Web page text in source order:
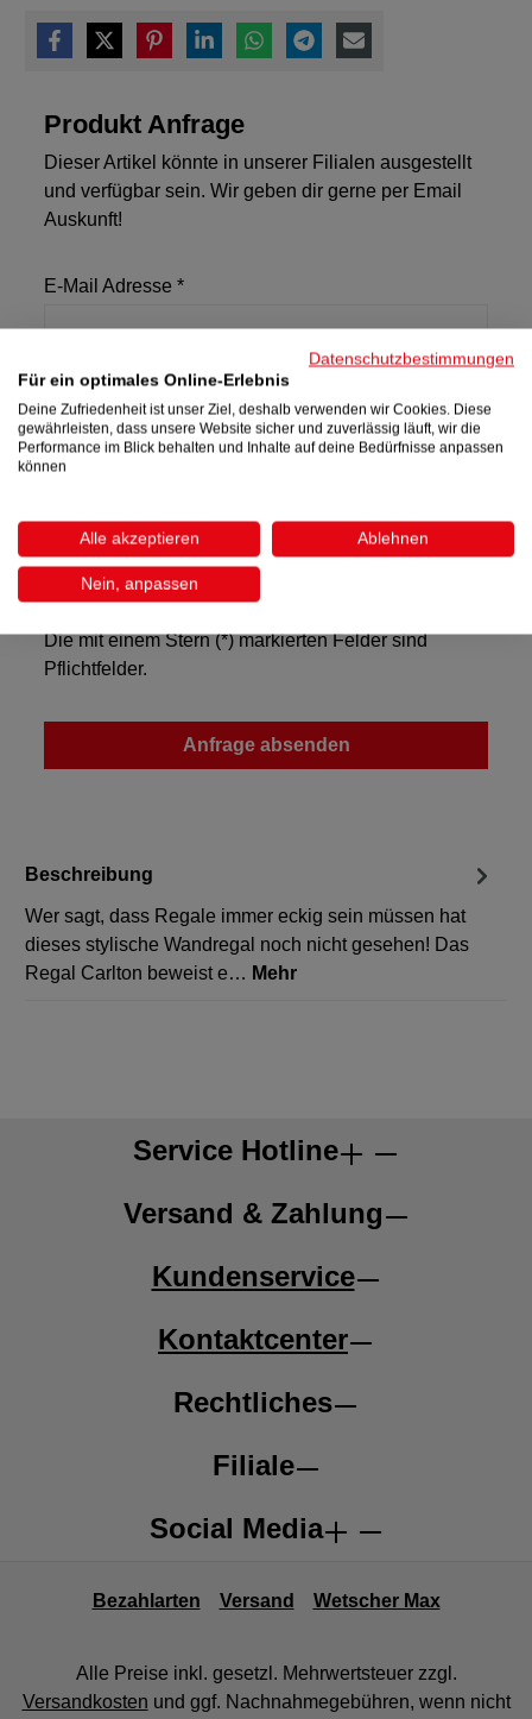
Produkt Anfrage
Dieser Artikel könnte in unserer Filialen ausgestellt
und verfügbar sein. Wir geben dir gerne per Email
Auskunft!
E-Mail Adresse *
Anfragedetails
Ich habe dieDatenschutzbestimmungenzur
Kenntnis genommen und dieAGBgelesen und
bin damit einverstanden. *
Die mit einem Stern (*) markierten Felder sind
Pflichtfelder.
Anfrage absenden
Beschreibung
Wer sagt, dass Regale immer eckig sein müssen hat
dieses stylische Wandregal noch nicht gesehen! Das
Regal Carlton beweist e… Mehr
Service Hotline
Versand & Zahlung
Kundenservice
Kontaktcenter
Rechtliches
Filiale
Social Media
Bezahlarten Versand Wetscher Max
Alle Preise inkl. gesetzl. Mehrwertsteuer zzgl.
Versandkosten und ggf. Nachnahmegebühren, wenn nicht
Datenschutzbestimmungen
Für ein optimales Online-Erlebnis
Deine Zufriedenheit ist unser Ziel, deshalb verwenden wir Cookies. Diese
gewährleisten, dass unsere Website sicher und zuverlässig läuft, wir die
Performance im Blick behalten und Inhalte auf deine Bedürfnisse anpassen
können
Alle akzeptieren Ablehnen
Nein, anpassen